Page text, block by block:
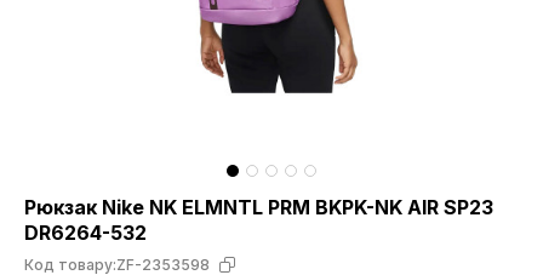
Рюкзак Nike NK ELMNTL PRM BKPK-NK AIR SP23
DR6264-532
Код товару:ZF-2353598